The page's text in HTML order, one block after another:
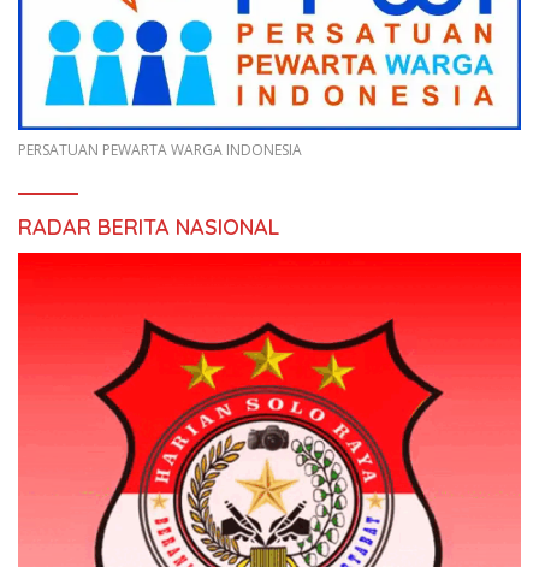
PERSATUAN PEWARTA WARGA INDONESIA
RADAR BERITA NASIONAL